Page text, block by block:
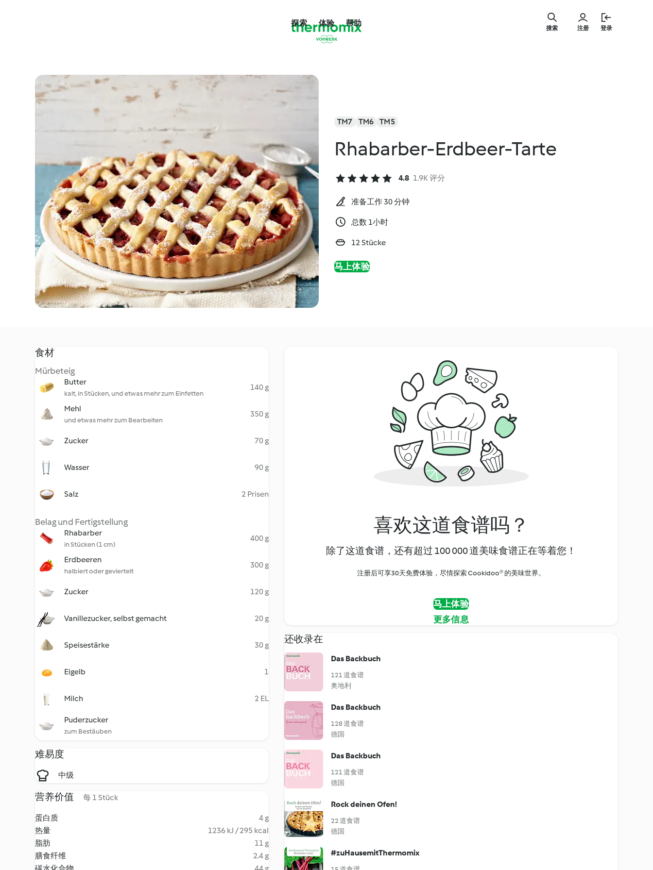
探索 体验 帮助
注册 登录
搜索
TM7 TM6 TM5
Rhabarber-Erdbeer-Tarte
4.8 1.9K 评分
准备工作 30 分钟
总数 1小时
12 Stücke
马上体验
食材
Mürbeteig
Butter
kalt, in Stücken, und etwas mehr zum Einfetten
140 g
Mehl
und etwas mehr zum Bearbeiten
350 g
Zucker 70 g
Wasser 90 g
Salz 2 Prisen
Belag und Fertigstellung
Rhabarber
in Stücken (1 cm)
400 g
Erdbeeren
halbiert oder geviertelt
300 g
Zucker 120 g
Vanillezucker, selbst gemacht 20 g
Speisestärke 30 g
Eigelb 1
Milch 2 EL
Puderzucker
zum Bestäuben
难易度
中级
营养价值 每 1 Stück
蛋白质
4 g
热量
1236 kJ / 295 kcal
脂肪
11 g
膳食纤维
2.4 g
喜欢这道食谱吗？
除了这道食谱，还有超过 100 000 道美味食谱正在等着您！
注册后可享30天免费体验，尽情探索 Cookidoo® 的美味世界。
马上体验
更多信息
还收录在
Das Backbuch
121 道食谱
奥地利
Das Backbuch
128 道食谱
德国
Das Backbuch
121 道食谱
德国
Rock deinen Ofen!
22 道食谱
德国
#zuHausemitThermomix